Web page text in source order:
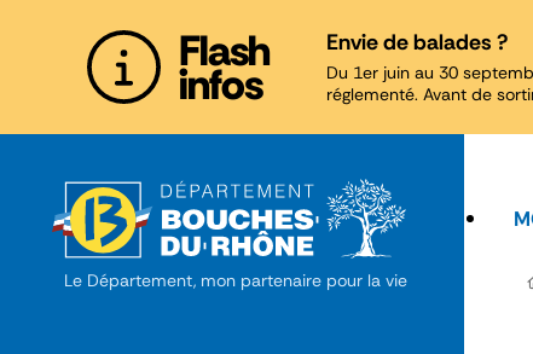
Flash
infos
Envie de balades ?
Du 1er juin au 30
réglementé. Avant de
Le Département, mon partenaire pour la vie